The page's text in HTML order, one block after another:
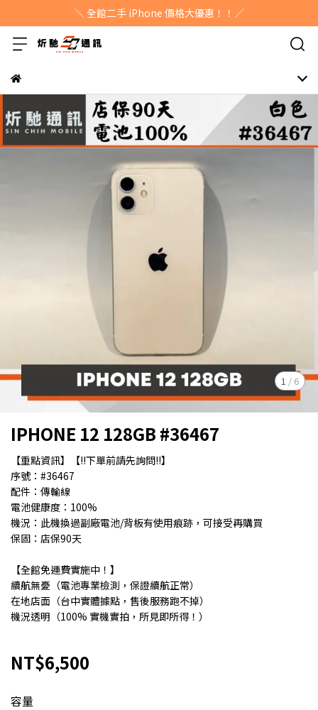
＼ 全館二手 iPhone 價格大優惠！！／
1 / 6
IPHONE 12 128GB #36467
【重點資訊】【!!下單前請先詢問!!】
序號：#36467
配件：傳輸線
電池健康度：100%
機況：此機換過副廠電池/背板有使用痕跡，可接受再購買
保固：店保90天
【全館免運費實施中！】
續航無憂（電池專業檢測，保證續航正常）
在地店面（台中實體據點，售後服務跑不掉）
機況透明（100% 實機實拍，所見即所得！）
NT$6,500
容量